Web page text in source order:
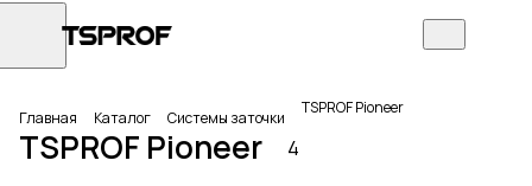
Главная Каталог Системы заточки TSPROF Pioneer
TSPROF Pioneer 4